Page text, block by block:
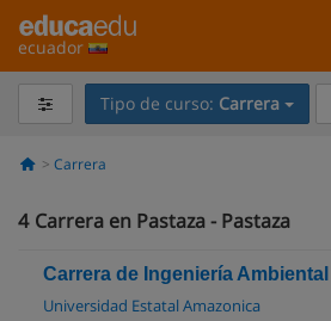
ecuador
Tipo de curso: Carrera
Carrera
4 Carrera en Pastaza - Pastaza
Carrera de Ingeniería Ambiental
Universidad Estatal Amazonica